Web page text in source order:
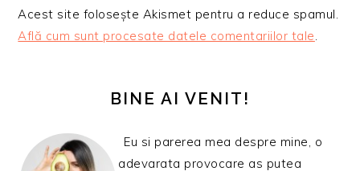
Acest site folosește Akismet pentru a reduce spamul.
Află cum sunt procesate datele comentariilor tale.
PRINCIPALĂBINE AI VENIT!
Eu si parerea mea despre mine, o
adevarata provocare as putea